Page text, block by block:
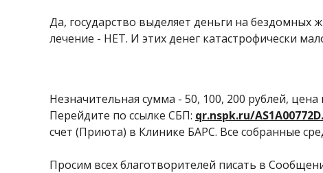
Да, государство выделяет деньги на бездомных
лечение - НЕТ. И этих денег катастрофически
Незначительная сумма - 50, 100, 200 рублей,
Перейдите по ссылке СБП: qr.nspk.ru/
счет (Приюта) в Клинике БАРС. Все собранные
Просим всех благотворителей писать в